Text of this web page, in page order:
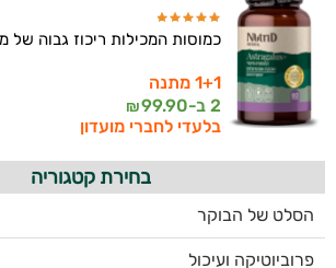
כמוסות המכילות ריכוז גבוה של
1+1 מתנה
2 ב-
99.90
₪
בלעדי לחברי מועדון
בחירת קטגוריה
הסלט של הבוקר
פרוביוטיקה ועיכול